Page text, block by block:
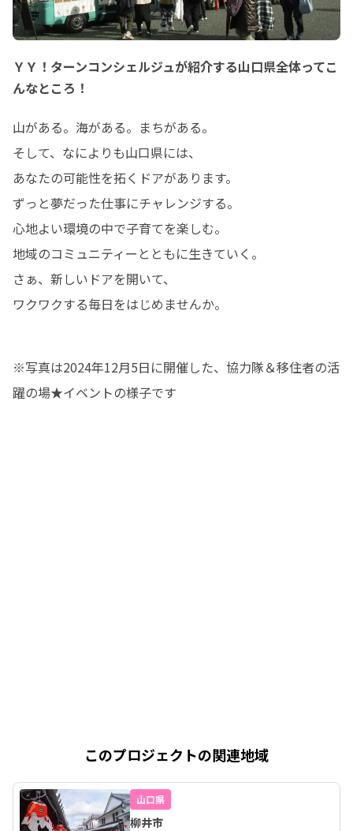
ＹＹ！ターンコンシェルジュが紹介する山口県全体ってこ
んなところ！
山がある。海がある。まちがある。
そして、なによりも山口県には、
あなたの可能性を拓くドアがあります。
ずっと夢だった仕事にチャレンジする。
心地よい環境の中で子育てを楽しむ。
地域のコミュニティーとともに生きていく。
さぁ、新しいドアを開いて、
ワクワクする毎日をはじめませんか。
※写真は2024年12月5日に開催した、協力隊＆移住者の活
躍の場★イベントの様子です
このプロジェクトの関連地域
山口県
柳井市